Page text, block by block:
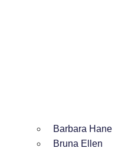
Barbara Hane
Bruna Ellen